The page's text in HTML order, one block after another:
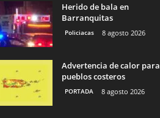
Herido de bala en
Barranquitas
Policiacas 8 agosto 2026
Advertencia de calor para
pueblos costeros
PORTADA 8 agosto 2026